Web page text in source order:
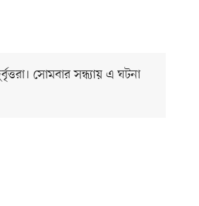
সোমবার সন্ধ্যায় এ ঘটনা